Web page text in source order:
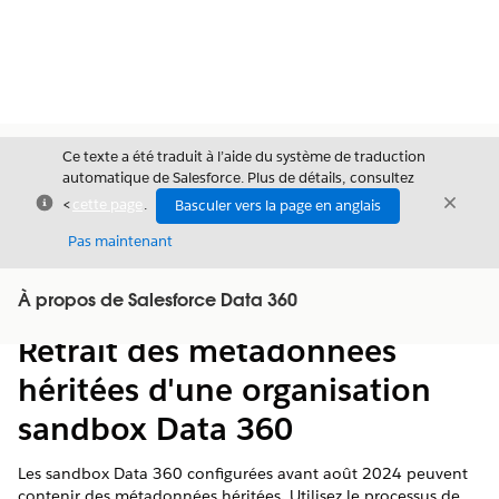
Fermer
Ce texte a été traduit à l’aide du système de traduction
automatique de Salesforce. Plus de détails, consultez
<cette page .
Basculer vers la page en anglais
Pas maintenant
Fermer
À propos de Salesforce Data 360
Afficher la table des matières
Table des
Retrait des métadonnées
héritées d'une organisation
sandbox Data 360
Les sandbox Data 360 configurées avant août 2024 peuvent